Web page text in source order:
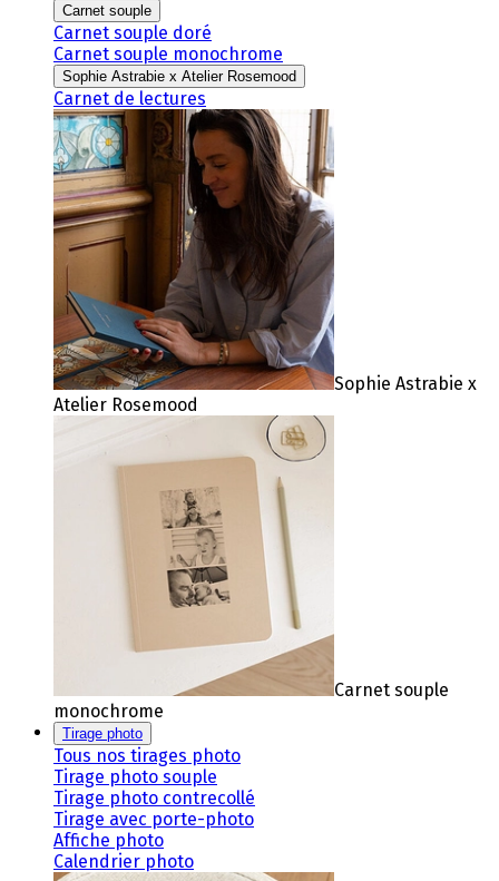
Carnet souple
Carnet souple doré
Carnet souple monochrome
Sophie Astrabie x Atelier Rosemood
Carnet de lectures
Sophie Astrabie x
Atelier Rosemood
Carnet souple
monochrome
Tirage photo
Tous nos tirages photo
Tirage photo souple
Tirage photo contrecollé
Tirage avec porte-photo
Affiche photo
Calendrier photo